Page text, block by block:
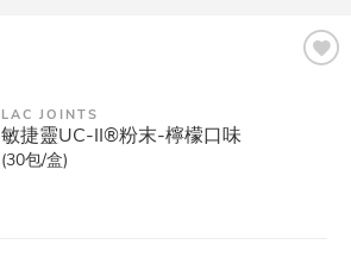
LAC JOINTS
敏捷靈UC-II®粉末-檸檬口味
(30包/盒)